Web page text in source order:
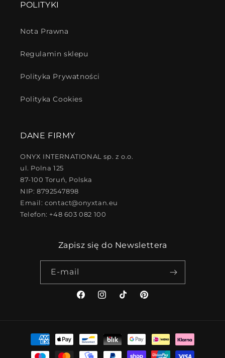
POLITYKI
Nota Prawna
Regulamin sklepu
Polityka Prywatności
Polityka Cookies
DANE FIRMY
ONYX INTERNATIONAL sp. z o.o.
ul. Polna 125
87-100 Toruń, Polska
NIP: 8792547898
Email: contact@onyxtan.eu
Telefon: +48 603 082 100
Zapisz się do Newslettera
E-mail
FacebookInstagramTikTokPinterest
Metody
płatności